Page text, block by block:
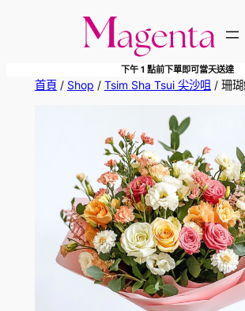
下午 1 點前下單即可當天送達
首頁/ Shop / Tsim Sha Tsui 尖沙咀 / 珊